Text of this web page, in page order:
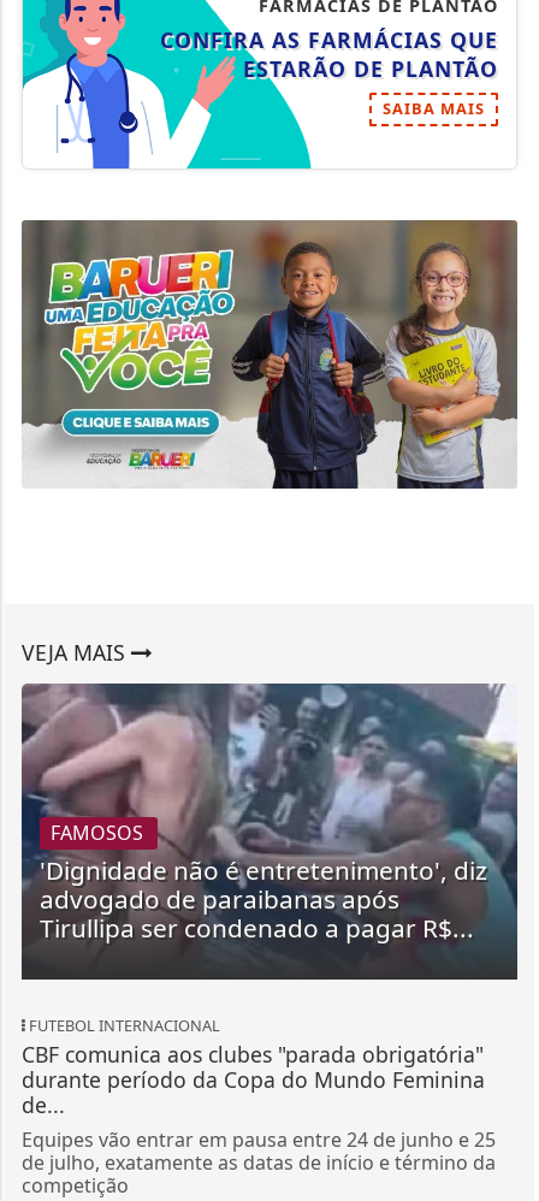
FARMÁCIAS DE PLANTÃO
CONFIRA AS FARMÁCIAS QUE
ESTARÃO DE PLANTÃO
SAIBA MAIS
VEJA MAIS
FAMOSOS
'Dignidade não é entretenimento', diz
advogado de paraibanas após
Tirullipa ser condenado a pagar R$...
FUTEBOL INTERNACIONAL
CBF comunica aos clubes "parada obrigatória"
durante período da Copa do Mundo Feminina
de...
Equipes vão entrar em pausa entre 24 de junho e 25
de julho, exatamente as datas de início e término da
competição